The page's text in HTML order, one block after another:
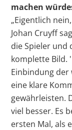
machen
„Eigentlich
Johan Cruyff
die Spieler und
komplette Bild.
Einbindung
eine klare
gewährleisten.
viel besser. Es
ersten Mal, als